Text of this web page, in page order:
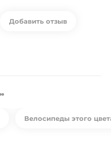
Добавить отзыв
Велосипеды этого